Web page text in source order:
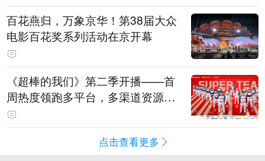
百花燕归，万象京华！第38届大众
电影百花奖系列活动在京开幕
《超棒的我们》第二季开播——首
周热度领跑多平台，多渠道资源加
持助推棒球文化出圈
点击查看更多